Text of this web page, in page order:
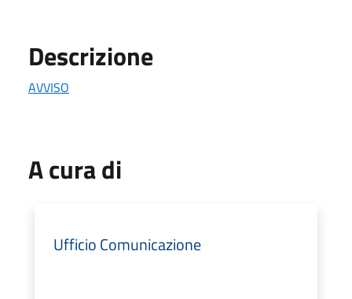
Descrizione
AVVISO
A cura di
Ufficio Comunicazione